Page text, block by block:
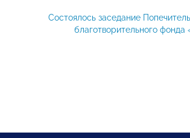
Состоялось заседание
благотворительного